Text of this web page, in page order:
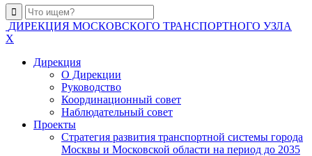
ДИРЕКЦИЯ МОСКОВСКОГО ТРАНСПОРТНОГО УЗЛА
X
Дирекция
О Дирекции
Руководство
Координационный совет
Наблюдательный совет
Проекты
Стратегия развития транспортной системы города
Москвы и Московской области на период до 2035